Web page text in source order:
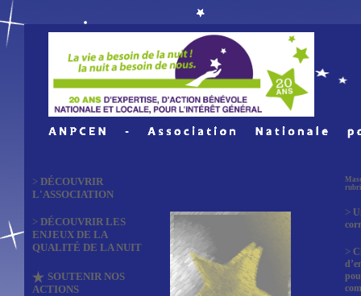
> DÉCOUVRIR
L'ASSOCIATION
> DÉCOUVRIR LES
ENJEUX DE LA
QUALITÉ DE LA NUIT
SOUTENIR NOS
ACTIONS
>
>